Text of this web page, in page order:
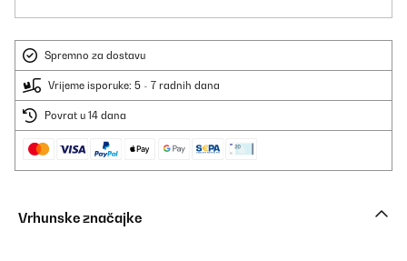
Spremno za dostavu
Vrijeme isporuke: 5 - 7 radnih dana
Povrat u 14 dana
Vrhunske značajke